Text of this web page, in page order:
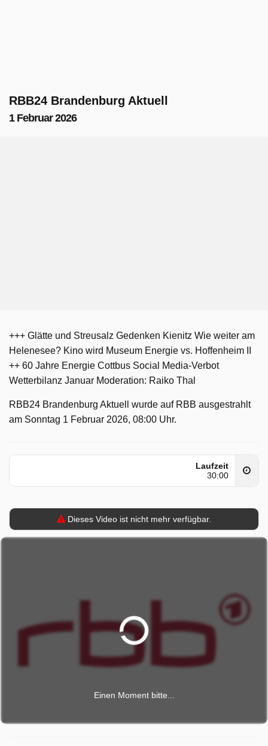
RBB24 Brandenburg Aktuell
1 Februar 2026
+++ Glätte und Streusalz Gedenken Kienitz Wie weiter am
Helenesee? Kino wird Museum Energie vs. Hoffenheim II
++ 60 Jahre Energie Cottbus Social Media-Verbot
Wetterbilanz Januar Moderation: Raiko Thal
RBB24 Brandenburg Aktuell wurde auf RBB ausgestrahlt
am Sonntag 1 Februar 2026, 08:00 Uhr.
Laufzeit
30:00
Dieses Video ist nicht mehr verfügbar.
Einen Moment bitte...